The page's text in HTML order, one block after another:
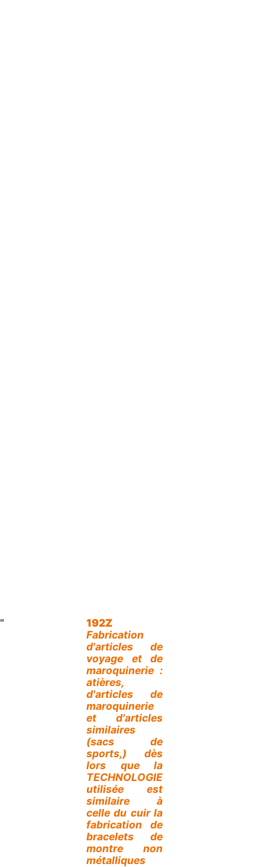
"
192Z
Fabrication
d'articles de
voyage et de
maroquinerie :
atières,
d'articles de
maroquinerie
et d'articles
similaires
(sacs de
sports,) dès
lors que la
TECHNOLOGIE
utilisée est
similaire à
celle du cuir la
fabrication de
bracelets de
montre non
métalliques